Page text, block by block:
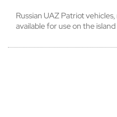
Russian UAZ Patriot
available for use on the island